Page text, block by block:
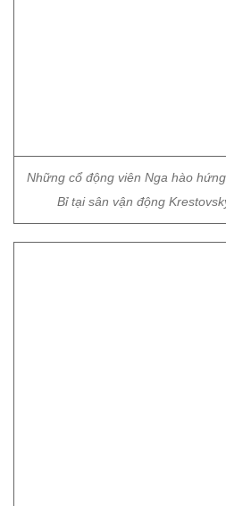
Những cổ động viên Nga hào
Bỉ tại sân vận động